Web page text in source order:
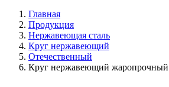
Главная
Продукция
Нержавеющая сталь
Круг нержавеющий
Отечественный
Круг нержавеющий